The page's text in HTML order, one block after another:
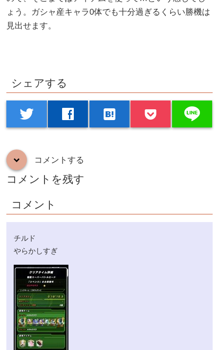
ょう。ガシャ産キャラ0体でも十分過ぎるくらい勝機は
見出せます。
シェアする
twitter facebook hatenabookmark line
down コメントする
コメントを残す
コメント
チルド
やらかしすぎ